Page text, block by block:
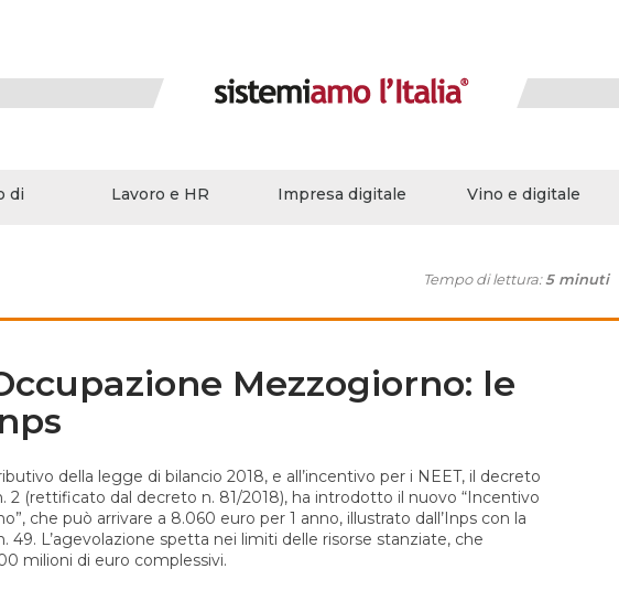
di Lavoro e HR Impresa digitale Vino e digitale
Tempo di lettura:5 minuti
Mezzogiorno: le
della legge di bilancio 2018, e all’incentivo per i NEET, il decreto
2 (rettificato dal decreto n. 81/2018), ha introdotto il nuovo “Incentivo
che può arrivare a 8.060 euro per 1 anno, illustrato dall’Inps con la
49. L’agevolazione spetta nei limiti delle risorse stanziate, che
milioni di euro complessivi.